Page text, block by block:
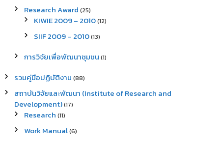
Research Award (25)
KIWIE 2009 – 2010(12)
SIIF 2009 – 2010(13)
การวิจัยเพื่อพัฒนาชุมชน (1)
รวมคู่มือปฏิบัติงาน (88)
สถาบันวิจัยและพัฒนา (Institute of Research and
Development)(17)
Research (11)
Work Manual(6)